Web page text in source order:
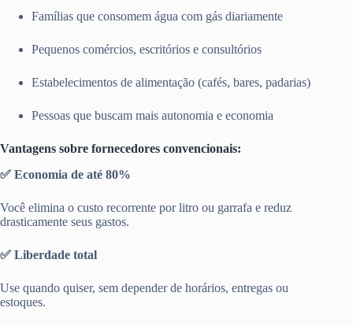
Famílias que consomem água com gás diariamente
Pequenos comércios, escritórios e consultórios
Estabelecimentos de alimentação (cafés, bares, padarias)
Pessoas que buscam mais autonomia e economia
Vantagens sobre fornecedores convencionais:
✅ Economia de até 80%
Você elimina o custo recorrente por litro ou garrafa e reduz
drasticamente seus gastos.
✅ Liberdade total
Use quando quiser, sem depender de horários, entregas ou
estoques.